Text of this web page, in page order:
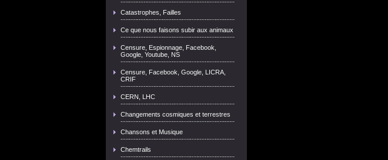
Catastrophes, Failles
Ce que nous faisons subir aux animaux
Censure, Espionnage, Facebook,
Google, Youtube, NS
Censure, Facebook, Google, LICRA,
CRIF
CERN, LHC
Changements cosmiques et terrestres
Chansons et Musique
Chemtrails